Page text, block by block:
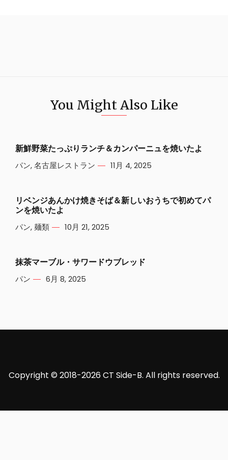
You Might Also Like
新鮮野菜たっぷりランチ＆カンパーニュを焼いたよ
パン,名古屋レストラン 11月 4, 2025
リベンジあんかけ焼きそば＆新しいおうちで初めてパ
ンを焼いたよ
パン,麺類 10月 21, 2025
抹茶マーブル・サワードウブレッド
パン 6月 8, 2025
Copyright © 2018-2026 CT Side-B. All rights reserved.